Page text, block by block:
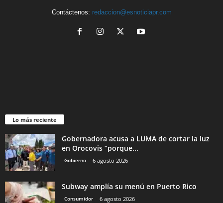
Contáctenos: redaccion@esnoticiapr.com
Lo más reciente
Gobernadora acusa a LUMA de cortar la luz
en Orocovis “porque...
Gobierno 6 agosto 2026
Subway amplía su menú en Puerto Rico
Consumidor 6 agosto 2026